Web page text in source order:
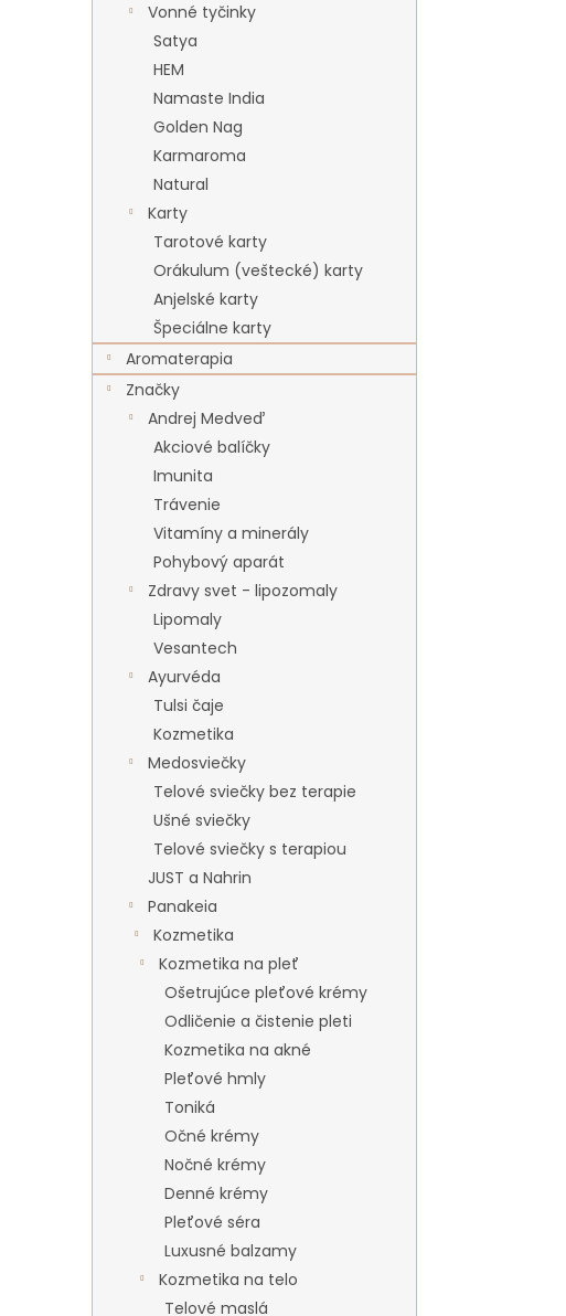
Vonné tyčinky
Satya
HEM
Namaste India
Golden Nag
Karmaroma
Natural
Karty
Tarotové karty
Orákulum (veštecké) karty
Anjelské karty
Špeciálne karty
Aromaterapia
Značky
Andrej Medveď
Akciové balíčky
Imunita
Trávenie
Vitamíny a minerály
Pohybový aparát
Zdravy svet - lipozomaly
Lipomaly
Vesantech
Ayurvéda
Tulsi čaje
Kozmetika
Medosviečky
Telové sviečky bez terapie
Ušné sviečky
Telové sviečky s terapiou
JUST a Nahrin
Panakeia
Kozmetika
Kozmetika na pleť
Ošetrujúce pleťové krémy
Odličenie a čistenie pleti
Kozmetika na akné
Pleťové hmly
Toniká
Očné krémy
Nočné krémy
Denné krémy
Pleťové séra
Luxusné balzamy
Kozmetika na telo
Telové maslá